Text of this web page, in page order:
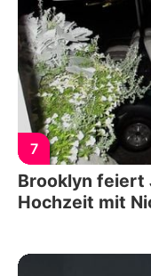
7
Brooklyn feiert
Hochzeit mit